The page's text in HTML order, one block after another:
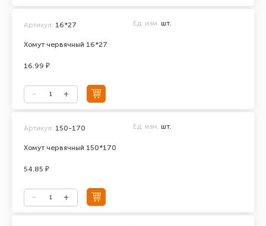
Хомут червячный 16*27
Артикул: 16*27 Ед. изм. шт.
16.99 ₽
Хомут червячный 150*170
Артикул: 150-170 Ед. изм. шт.
54.85 ₽